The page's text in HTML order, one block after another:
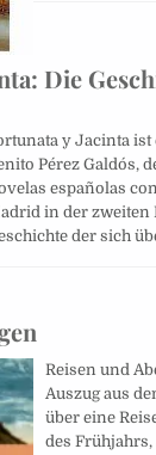
Die
y Jacinta
Pérez Galdós,
españolas
in der zweiten
der sich
Reisen und
Auszug aus
über eine
des